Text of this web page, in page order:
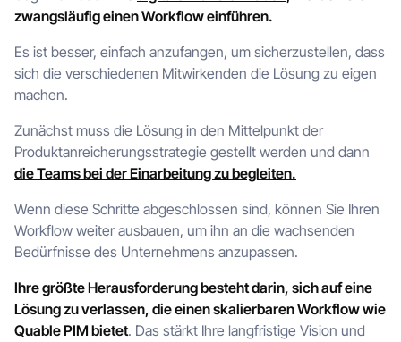
zwangsläufig einen Workflow einführen.
Es ist besser, einfach anzufangen, um sicherzustellen, dass
sich die verschiedenen Mitwirkenden die Lösung zu eigen
machen.
Zunächst muss die Lösung in den Mittelpunkt der
Produktanreicherungsstrategie gestellt werden und dann
die Teams bei der Einarbeitung zu begleiten.
Wenn diese Schritte abgeschlossen sind, können Sie Ihren
Workflow weiter ausbauen, um ihn an die wachsenden
Bedürfnisse des Unternehmens anzupassen.
Ihre größte Herausforderung besteht darin, sich auf eine
Lösung zu verlassen, die einen skalierbaren Workflow wie
Quable PIM bietet. Das stärkt Ihre langfristige Vision und